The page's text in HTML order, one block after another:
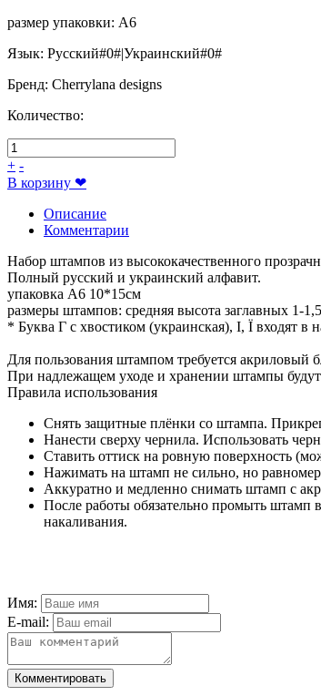
размер упаковки: A6
Язык: Русский#0#|Украинский#0#
Бренд: Cherrylana designs
Количество:
+ -
В корзину ❤
Описание
Комментарии
Набор штампов из высококачественного
Полный русский и украинский алфавит.
упаковка А6 10*15см
размеры штампов: средняя высота заглавных 1-
* Буква Г с хвостиком (украинская), І, Ї входят в
Для пользования штампом требуется
При надлежащем уходе и хранении штампы
Правила использования
Снять защитные плёнки со штампа.
Нанести сверху чернила. Использовать
Ставить оттиск на ровную поверхность
Нажимать на штамп не сильно, но
Аккуратно и медленно снимать штамп с
После работы обязательно промыть
накаливания.
Имя:
E-mail:
Комментировать